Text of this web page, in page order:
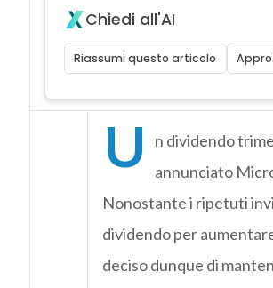
Chiedi all'AI
Riassumi questo articolo
U
n dividendo
annunciato
Nonostante i ripetuti
dividendo per
deciso dunque di